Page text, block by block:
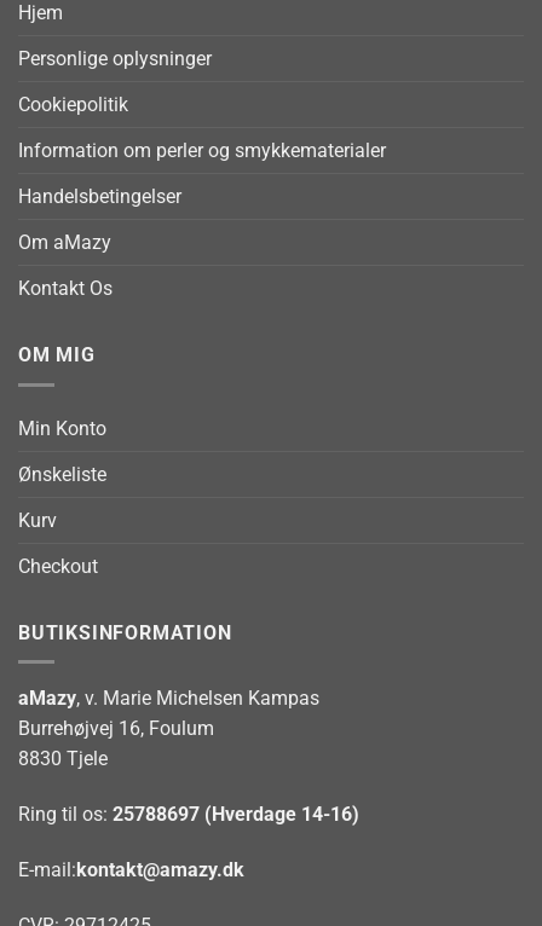
Hjem
Personlige oplysninger
Cookiepolitik
Information om perler og smykkematerialer
Handelsbetingelser
Om aMazy
Kontakt Os
OM MIG
Min Konto
Ønskeliste
Kurv
Checkout
BUTIKSINFORMATION
aMazy, v. Marie Michelsen Kampas
Burrehøjvej 16, Foulum
8830 Tjele
Ring til os: 25788697 (Hverdage 14-16)
E-mail:kontakt@amazy.dk